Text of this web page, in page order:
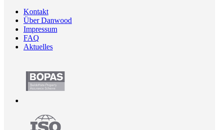
Kontakt
Über Danwood
Impressum
FAQ
Aktuelles